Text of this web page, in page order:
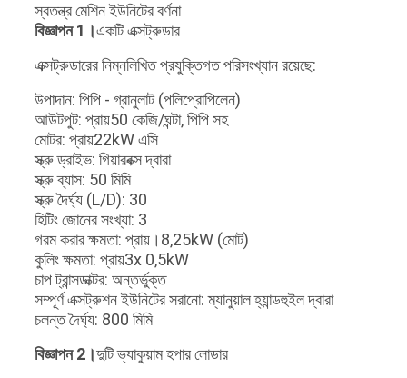
স্বতন্ত্র মেশিন ইউনিটের বর্ণনা
বিজ্ঞাপন 1।একটি এক্সট্রুডার
এক্সট্রুডারের নিম্নলিখিত প্রযুক্তিগত পরিসংখ্যান রয়েছে:
উপাদান: পিপি - গ্রানুলাট (পলিপ্রোপিলেন)
আউটপুট: প্রায়50 কেজি/ঘন্টা, পিপি সহ
মোটর: প্রায়22kW এসি
স্ক্রু ড্রাইভ: গিয়ারবক্স দ্বারা
স্ক্রু ব্যাস: 50 মিমি
স্ক্রু দৈর্ঘ্য (L/D): 30
হিটিং জোনের সংখ্যা: 3
গরম করার ক্ষমতা: প্রায়।8,25kW (মোট)
কুলিং ক্ষমতা: প্রায়3x 0,5kW
চাপ ট্রান্সডাক্টর: অন্তর্ভুক্ত
সম্পূর্ণ এক্সট্রুশন ইউনিটের সরানো: ম্যানুয়াল হ্যান্ডহুইল দ্বারা
চলন্ত দৈর্ঘ্য: 800 মিমি
বিজ্ঞাপন 2।দুটি ভ্যাকুয়াম হপার লোডার